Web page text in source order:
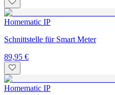
Homematic IP
Schnittstelle für Smart Meter
89,95 €
Homematic IP